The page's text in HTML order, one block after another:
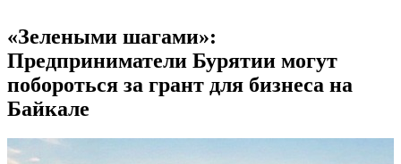
«Зелеными шагами»:
Предприниматели Бурятии могут
побороться за грант для бизнеса на
Байкале